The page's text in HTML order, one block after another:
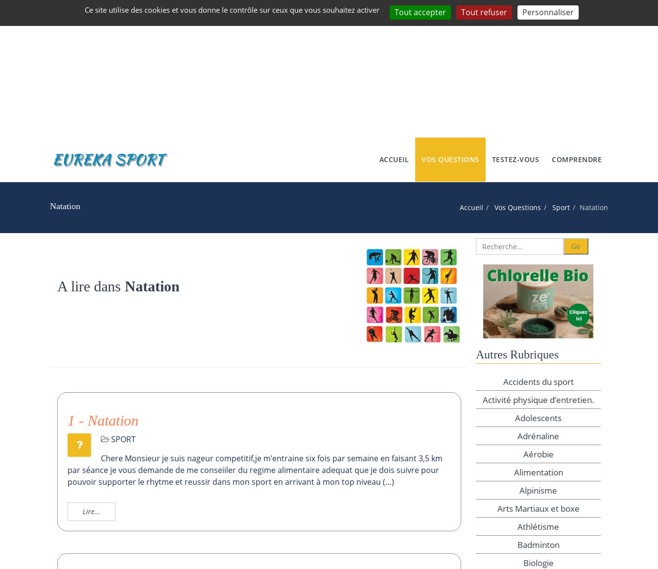
ACCUEIL VOS QUESTIONS TESTEZ-VOUS COMPRENDRE
Natation Accueil Vos Questions Sport Natation
A lire dans Natation
1 - Natation
SPORT
Chere Monsieur je suis nageur competitif,je m’entraine six fois par semaine en faisant 3,5 km
par séance je vous demande de me conseiiler du regime alimentaire adequat que je dois suivre pour
pouvoir supporter le rhytme et reussir dans mon sport en arrivant à mon top niveau (…)
Lire...
Autres Rubriques
Accidents du sport
Activité physique d’entretien.
Adolescents
Adrénaline
Aérobie
Alimentation
Alpinisme
Arts Martiaux et boxe
Athlétisme
Badminton
Biologie
Ce site utilise des cookies et vous donne le contrôle sur ceux que vous souhaitez activer Tout accepter Tout refuser Personnaliser